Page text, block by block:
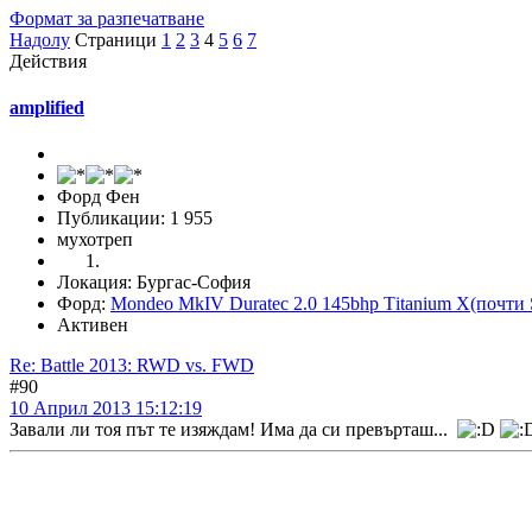
Формат за разпечатване
Надолу Страници 1 2 3 4 5 6 7
Действия
amplified
Форд Фен
Публикации: 1 955
мухотреп
Локация: Бургас-София
Форд: Mondeo MkIV Duratec 2.0 145bhp Тitanium X(почти
Активен
Re: Battle 2013: RWD vs. FWD
#90
10 Април 2013 15:12:19
Завали ли тоя път те изяждам! Има да си превърташ...